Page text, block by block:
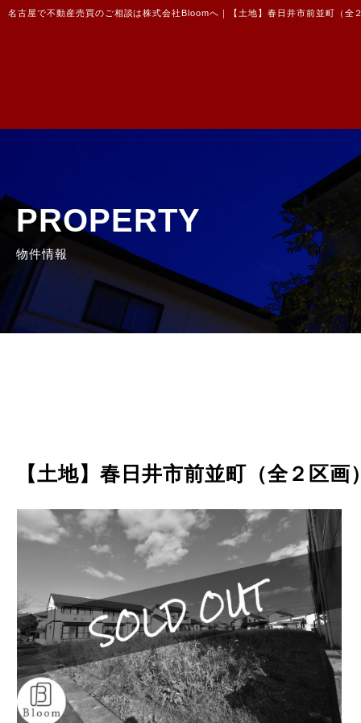
名古屋で不動産売買のご相談は株式会社Bloomへ｜【土地】春日井市前並町（全
PROPERTY
物件情報
【土地】春日井市前並町（全２区画